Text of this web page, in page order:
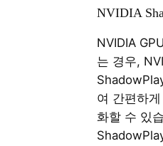
NVIDIA
NVIDIA
는 경우,
여 간편하
화할 수 있